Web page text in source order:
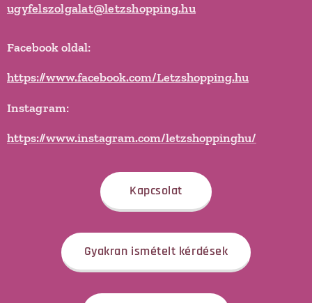
ugyfelszolgalat@letzshopping.hu
Facebook oldal:
https://www.facebook.com/Letzshopping.hu
Instagram:
https://www.instagram.com/letzshoppinghu/
Kapcsolat
Gyakran ismételt kérdések